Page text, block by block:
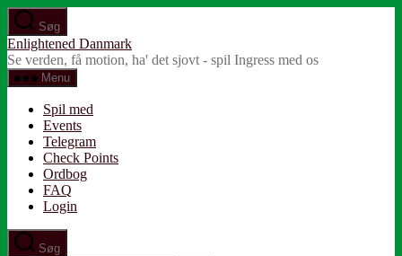
Spring
til
indholdet
Søg
Enlightened Danmark
Se verden, få motion, ha' det sjovt - spil Ingress med os
Menu
Spil med
Events
Telegram
Check Points
Ordbog
FAQ
Login
Søg